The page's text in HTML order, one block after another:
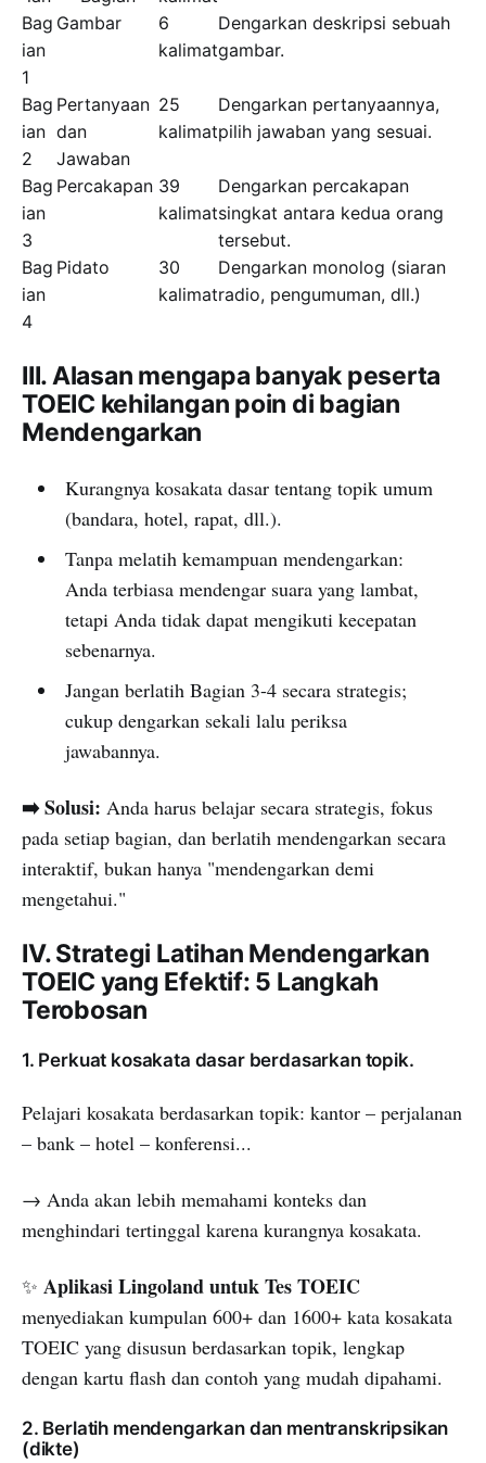
Bag
ian
1
Gambar
6
kalimat
Dengarkan deskripsi sebuah
gambar.
Bag
ian
2
Pertanyaan
dan
Jawaban
25
kalimat
Dengarkan pertanyaannya,
pilih jawaban yang sesuai.
Bag
ian
3
Percakapan 39
kalimat
Dengarkan percakapan
singkat antara kedua orang
tersebut.
Bag
ian
4
Pidato
30
kalimat
Dengarkan monolog (siaran
radio, pengumuman, dll.)
III. Alasan mengapa banyak peserta
TOEIC kehilangan poin di bagian
Mendengarkan
Kurangnya kosakata dasar tentang topik umum
(bandara, hotel, rapat, dll.).
Tanpa melatih kemampuan mendengarkan:
Anda terbiasa mendengar suara yang lambat,
tetapi Anda tidak dapat mengikuti kecepatan
sebenarnya.
Jangan berlatih Bagian 3-4 secara strategis;
cukup dengarkan sekali lalu periksa
jawabannya.
➡️ Solusi: Anda harus belajar secara strategis, fokus
pada setiap bagian, dan berlatih mendengarkan secara
interaktif, bukan hanya "mendengarkan demi
mengetahui."
IV. Strategi Latihan Mendengarkan
TOEIC yang Efektif: 5 Langkah
Terobosan
1. Perkuat kosakata dasar berdasarkan topik.
Pelajari kosakata berdasarkan topik: kantor – perjalanan
– bank – hotel – konferensi...
→ Anda akan lebih memahami konteks dan
menghindari tertinggal karena kurangnya kosakata.
✨ Aplikasi Lingoland untuk Tes TOEIC
menyediakan kumpulan 600+ dan 1600+ kata kosakata
TOEIC yang disusun berdasarkan topik, lengkap
dengan kartu flash dan contoh yang mudah dipahami.
2. Berlatih mendengarkan dan mentranskripsikan
(dikte)